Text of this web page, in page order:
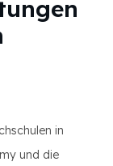
in
und die